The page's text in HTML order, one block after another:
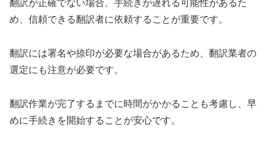
翻訳が正確でない場合、手続きが遅れる可能性があるた
め、信頼できる翻訳者に依頼することが重要です。
翻訳には署名や捺印が必要な場合があるため、翻訳業者の
選定にも注意が必要です。
翻訳作業が完了するまでに時間がかかることも考慮し、早
めに手続きを開始することが安心です。